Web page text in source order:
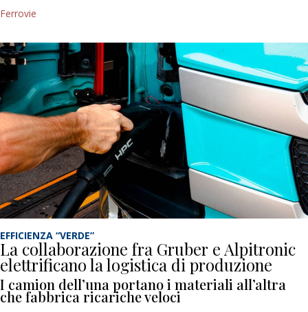
Ferrovie
EFFICIENZA “VERDE”
La collaborazione fra Gruber e Alpitronic
elettrificano la logistica di produzione
I camion dell’una portano i materiali all’altra
che fabbrica ricariche veloci